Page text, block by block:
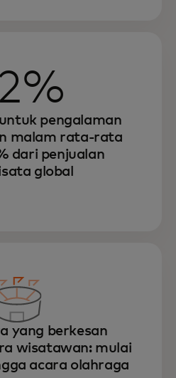
pengalaman
malam rata-rata
dari penjualan
global
yang berkesan
wisatawan: mulai
acara olahraga